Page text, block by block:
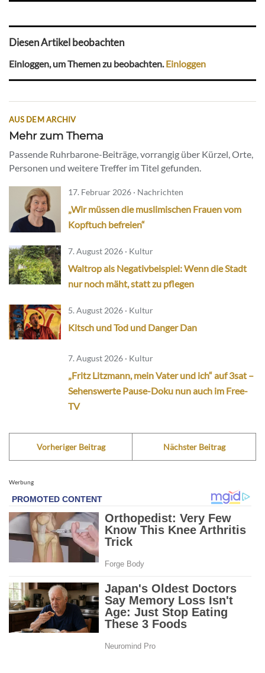
Diesen Artikel beobachten
Einloggen, um Themen zu beobachten. Einloggen
AUS DEM ARCHIV
Mehr zum Thema
Passende Ruhrbarone-Beiträge, vorrangig über Kürzel, Orte,
Personen und weitere Treffer im Titel gefunden.
17. Februar 2026 · Nachrichten
„Wir müssen die muslimischen Frauen vom
Kopftuch befreien“
7. August 2026 · Kultur
Waltrop als Negativbeispiel: Wenn die Stadt
nur noch mäht, statt zu pflegen
5. August 2026 · Kultur
Kitsch und Tod und Danger Dan
7. August 2026 · Kultur
„Fritz Litzmann, mein Vater und ich“ auf 3sat –
Sehenswerte Pause-Doku nun auch im Free-
TV
Vorheriger Beitrag Nächster Beitrag
Werbung